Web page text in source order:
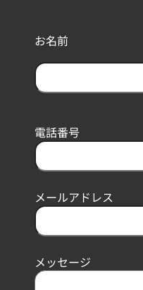
お名前
r
s
t
電話番号
メールアドレス
メッセージ